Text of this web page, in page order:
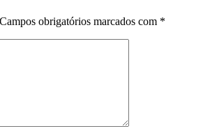
Campos obrigatórios marcados com *